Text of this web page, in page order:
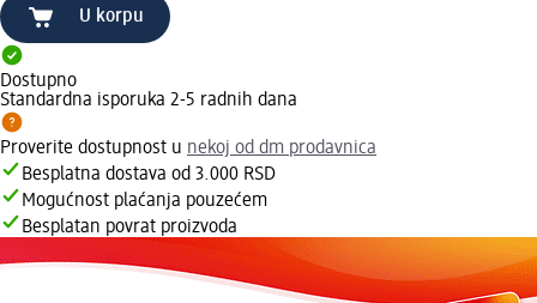
U korpu
Dostupno
Standardna isporuka 2-5 radnih dana
Proverite dostupnost u nekoj od dm prodavnica
Besplatna dostava od 3.000 RSD
Mogućnost plaćanja pouzećem
Besplatan povrat proizvoda